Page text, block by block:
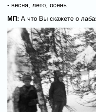
- весна, лето, осень.
МП: А что Вы скажете о